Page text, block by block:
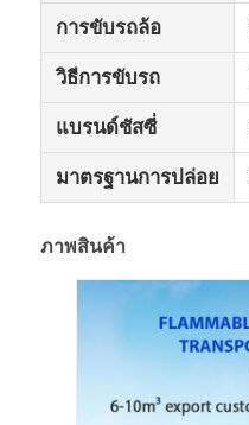
การขับรถล้อ
วิธีการขับรถ
แบรนด์ชัสซี่
มาตรฐานการปล่อย
ภาพสินค้า